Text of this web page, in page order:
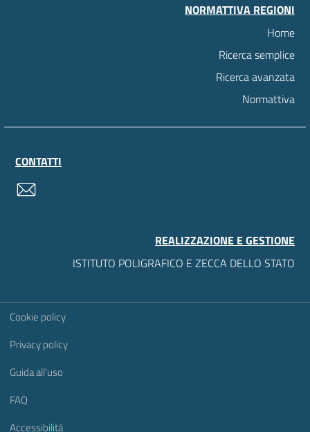
NORMATTIVA REGIONI
Home
Ricerca semplice
Ricerca avanzata
Normattiva
CONTATTI
REALIZZAZIONE E GESTIONE
ISTITUTO POLIGRAFICO E ZECCA DELLO STATO
Sezione Link Utili
Cookie policy
Privacy policy
Guida all'uso
FAQ
Accessibilità